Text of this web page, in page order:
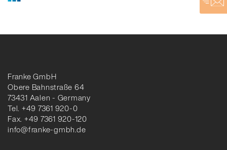
Franke GmbH
Obere Bahnstraße 64
73431 Aalen - Germany
Tel. +49 7361 920-0
Fax. +49 7361 920-120
info@franke-gmbh.de